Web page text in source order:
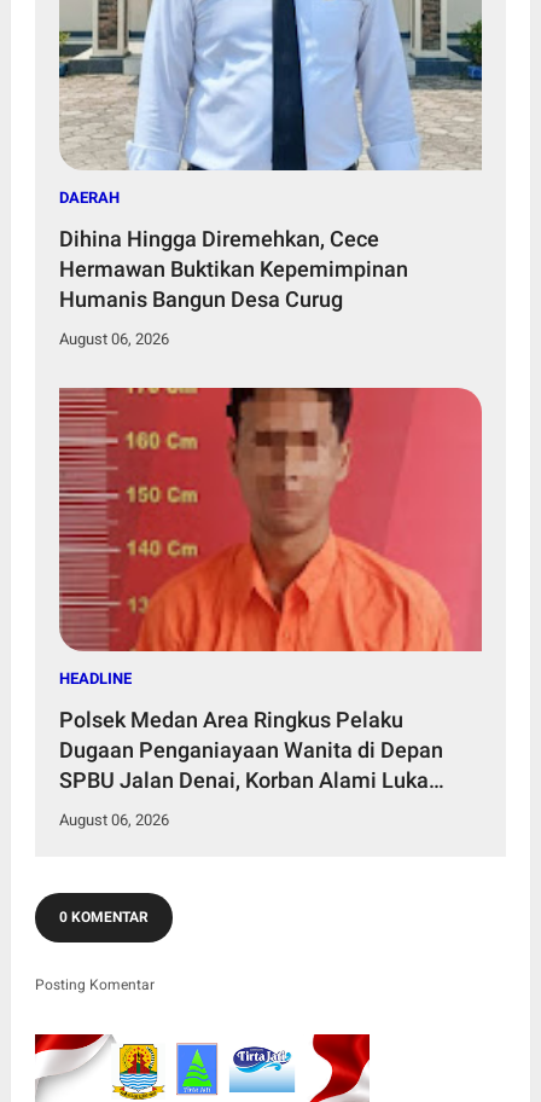
DAERAH
Dihina Hingga Diremehkan, Cece
Hermawan Buktikan Kepemimpinan
Humanis Bangun Desa Curug
August 06, 2026
HEADLINE
Polsek Medan Area Ringkus Pelaku
Dugaan Penganiayaan Wanita di Depan
SPBU Jalan Denai, Korban Alami Luka
Memar
August 06, 2026
0 KOMENTAR
Posting Komentar